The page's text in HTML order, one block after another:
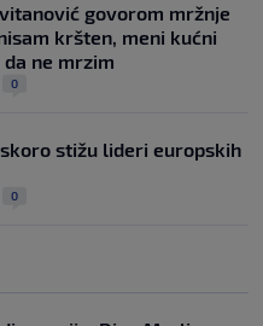
govorom mržnje
kršten, meni kućni
ne mrzim
0
stižu lideri europskih
0